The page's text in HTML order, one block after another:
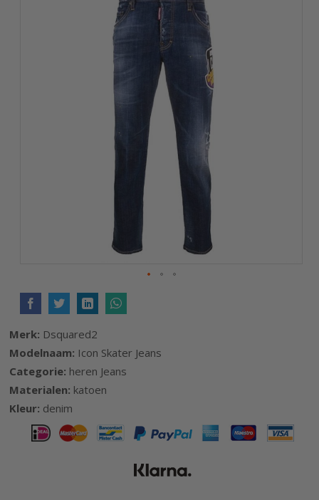
Ga
naar
het
begin
van
de
afbeeldingen-
gallerij
Merk: Dsquared2
Modelnaam: Icon Skater Jeans
Categorie: heren Jeans
Materialen: katoen
Kleur: denim